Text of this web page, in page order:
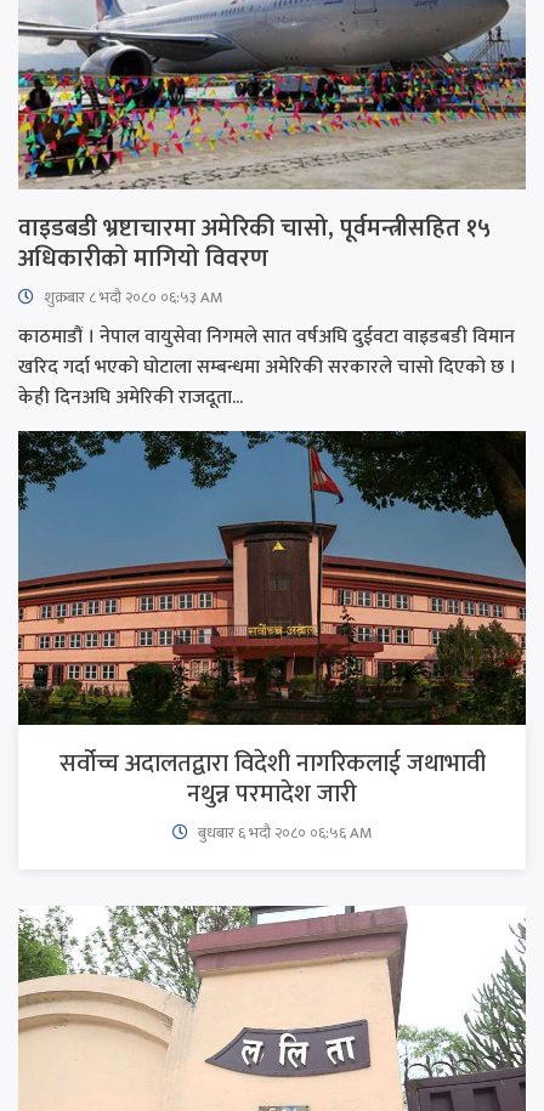
वाइडबडी भ्रष्टाचारमा अमेरिकी चासो, पूर्वमन्त्रीसहित १५
अधिकारीको मागियो विवरण
शुक्रबार​ ८ भदौ २०८० ०६:५३ AM
काठमाडौं । नेपाल वायुसेवा निगमले सात वर्षअघि दुईवटा वाइडबडी विमान
खरिद गर्दा भएको घोटाला सम्बन्धमा अमेरिकी सरकारले चासो दिएको छ ।
केही दिनअघि अमेरिकी राजदूता...
सर्वोच्च अदालतद्वारा विदेशी नागरिकलाई जथाभावी
नथुन्न परमादेश जारी
बुधबार ६ भदौ २०८० ०६:५६ AM